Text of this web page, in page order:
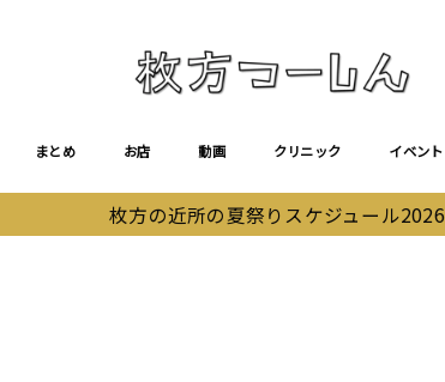
まとめ お店 動画 クリニック イベント
枚方の近所の夏祭りスケジュール2026